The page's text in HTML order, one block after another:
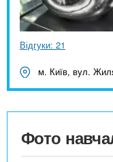
Відгуки: 21
м. Київ, вул.
Фото